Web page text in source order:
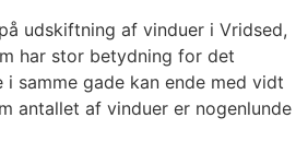
udskiftning af vinduer i Vridsed,
har stor betydning for det
i samme gade kan ende med vidt
antallet af vinduer er nogenlunde